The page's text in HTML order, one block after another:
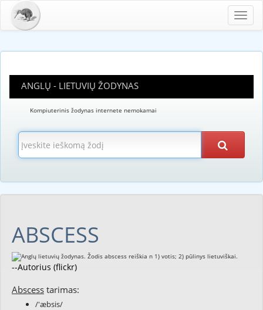
ANGLŲ - LIETUVIŲ ŽODYNAS
Kompiuterinis žodynas internete nemokamai
ABSCESS
--Autorius (flickr)
Abscess tarimas:
/'æbsis/